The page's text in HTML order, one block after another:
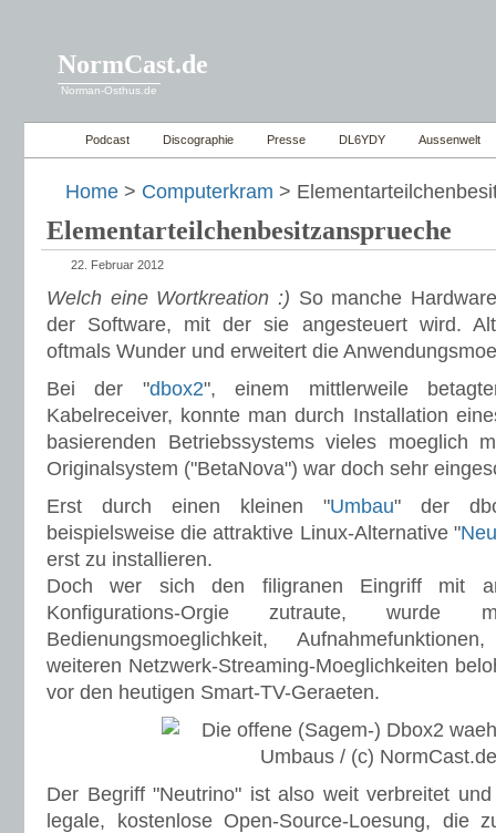
NormCast.de
Norman-Osthus.de
Podcast Discographie Presse DL6YDY Aussenwelt
Home > Computerkram >
Elementarteilchenbesitzansprueche
22. Februar 2012
Welch eine Wortkreation :) So manche
der Software, mit der sie angesteuert wird.
oftmals Wunder und erweitert die
Bei der "dbox2", einem mittlerweile
Kabelreceiver, konnte man durch Installation
basierenden Betriebssystems vieles moeglich
Originalsystem ("BetaNova") war doch sehr
Erst durch einen kleinen "Umbau" der
beispielsweise die attraktive Linux-Alternative "
erst zu installieren.
Doch wer sich den filigranen Eingriff mit
Konfigurations-Orgie zutraute, wurde
Bedienungsmoeglichkeit,
weiteren Netzwerk-Streaming-Moeglichkeiten
vor den heutigen Smart-TV-Geraeten.
Der Begriff "Neutrino" ist also weit verbreitet
legale, kostenlose Open-Source-Loesung, die